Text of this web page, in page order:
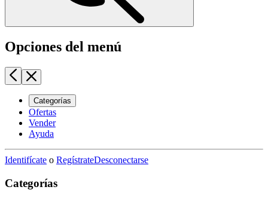
Opciones del menú
Categorías
Ofertas
Vender
Ayuda
Identifícate o RegístrateDesconectarse
Categorías